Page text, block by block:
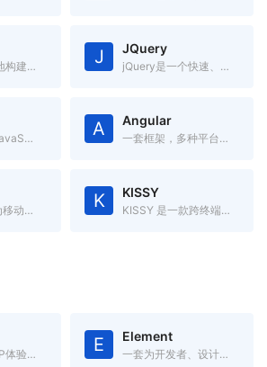
一个用于更好地构建企业应用的框架，内置流程管理，高度可定制，有强大的插件系统。 J JQuery
jQuery是一个快速、简洁的JavaScript框架.
React是一个JavaScript框架,用于构建“可预期的”和“声明式的”Web用户界面. A Angular
一套框架，多种平台移动端 & 桌面端
Zepto最初是为移动端开发的库,是jQuery的轻量级替代品 K KISSY
KISSY 是一款跨终端、模块化、高性能、使用简单的 JavaScript 框架。
最接近原生APP体验的高性能前端框架 E Element
一套为开发者、设计师和产品经理准备的基于 Vue 2.0 的桌面端组件库